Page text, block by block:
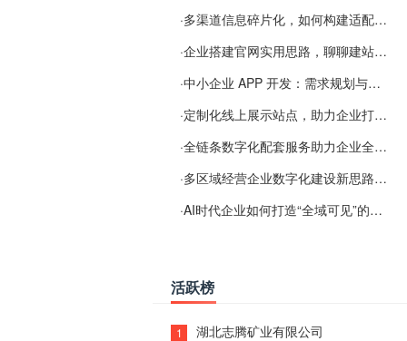
·多渠道信息碎片化，如何构建适配 AI 检索的品牌信息源
·企业搭建官网实用思路，聊聊建站容易忽视的问题
·中小企业 APP 开发：需求规划与项目落地避坑经验分享
·定制化线上展示站点，助力企业打通线上经营渠道
·全链条数字化配套服务助力企业全域线上经营
·多区域经营企业数字化建设新思路：多端载体与地域检索一体化落地思路分享
·AI时代企业如何打造“全域可见”的数字资产？梓彤超越给出新解法
活跃榜
1 湖北志腾矿业有限公司